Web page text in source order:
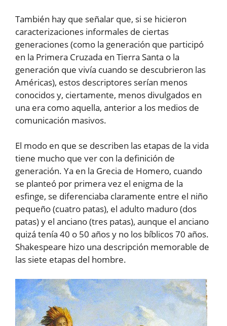
También hay que señalar que, si se hicieron
caracterizaciones informales de ciertas
generaciones (como la generación que participó
en la Primera Cruzada en Tierra Santa o la
generación que vivía cuando se descubrieron las
Américas), estos descriptores serían menos
conocidos y, ciertamente, menos divulgados en
una era como aquella, anterior a los medios de
comunicación masivos.
El modo en que se describen las etapas de la vida
tiene mucho que ver con la definición de
generación. Ya en la Grecia de Homero, cuando
se planteó por primera vez el enigma de la
esfinge, se diferenciaba claramente entre el niño
pequeño (cuatro patas), el adulto maduro (dos
patas) y el anciano (tres patas), aunque el anciano
quizá tenía 40 o 50 años y no los bíblicos 70 años.
Shakespeare hizo una descripción memorable de
las siete etapas del hombre.